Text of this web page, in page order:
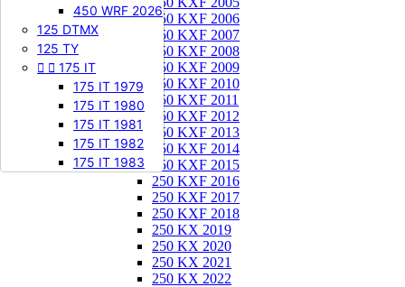
450 WRF 2026
125 DTMX
125 TY
  175 IT
175 IT 1979
175 IT 1980
175 IT 1981
175 IT 1982
175 IT 1983
250 KXF 2006
250 KXF 2007
250 KXF 2008
250 KXF 2009
250 KXF 2010
250 KXF 2011
250 KXF 2012
250 KXF 2013
250 KXF 2014
250 KXF 2015
250 KXF 2016
250 KXF 2017
250 KXF 2018
250 KX 2019
250 KX 2020
250 KX 2021
250 KX 2022